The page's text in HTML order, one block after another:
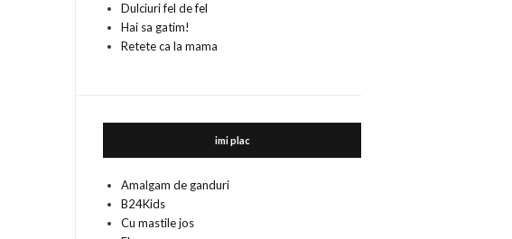
Dulciuri fel de fel
Hai sa gatim!
Retete ca la mama
imi plac
Amalgam de ganduri
B24Kids
Cu mastile jos